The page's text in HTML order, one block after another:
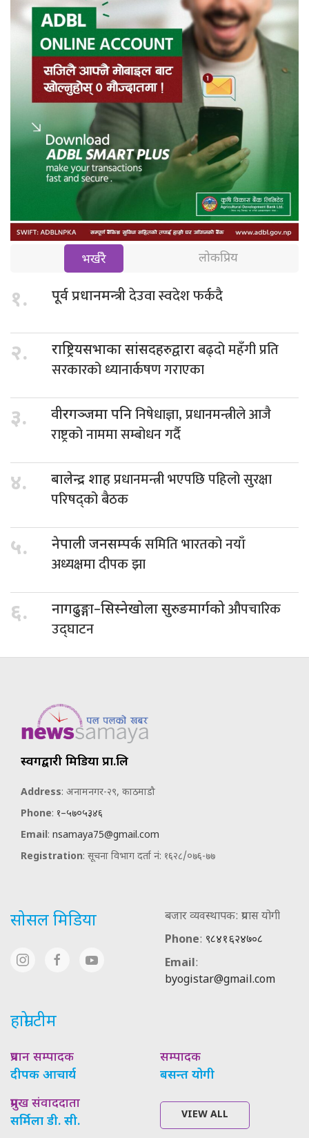
भर्खरै लोकप्रिय
१. पूर्व प्रधानमन्त्रीदेउवा स्वदेश फर्कदै
२. राष्ट्रियसभाका सांसदहरुद्वाराबढ्दो महँगी प्रति
सरकारको ध्यानार्कषण गराएका
३. वीरगञ्जमा पनिनिषेधाज्ञा, प्रधानमन्त्रीले आजै
राष्ट्रको नाममा सम्बोधन गर्दै
४. बालेन्द्र शाहप्रधानमन्त्री भएपछि पहिलो सुरक्षा
परिषद्को बैठक
५. नेपाली जनसम्पर्कसमिति भारतको नयाँ
अध्यक्षमा दीपक झा
६. नागढुङ्गा–सिस्नेखोला सुरुङमार्गकोऔपचारिक
उद्घाटन
स्वर्गद्वारी मिडिया प्रा.लि
Address: अनामनगर-२९, काठमाडौ
Phone: १–५७०५३४६
Email: nsamaya75@gmail.com
Registration: सूचना विभाग दर्ता नं: १६२८/०७६-७७
सोसल मिडिया
बजार व्यवस्थापक: प्रयास योगी
Phone: ९८४१६२४७०८
Email:
byogistar@gmail.com
हाम्रो टीम
प्रधान सम्पादक
दीपक आचार्य
सम्पादक
बसन्त योगी
प्रमुख संवाददाता
सर्मिला डी. सी.
VIEW ALL